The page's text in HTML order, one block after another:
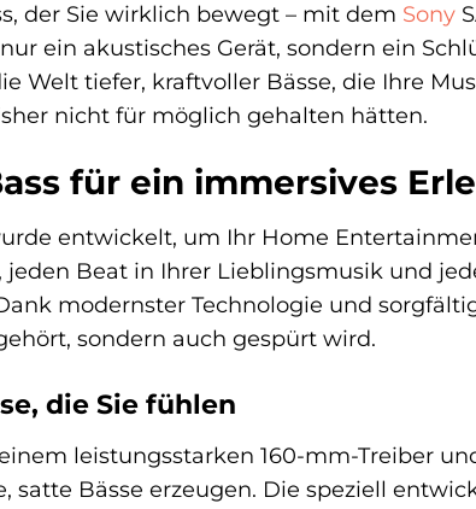
der Sie wirklich bewegt – mit dem Sony
ein akustisches Gerät, sondern ein
Welt tiefer, kraftvoller Bässe, die Ihre
nicht für möglich gehalten hätten.
für ein immersives
entwickelt, um Ihr Home
jeden Beat in Ihrer Lieblingsmusik und
modernster Technologie und
sondern auch gespürt wird.
die Sie fühlen
leistungsstarken 160-mm-Treiber
satte Bässe erzeugen. Die speziell